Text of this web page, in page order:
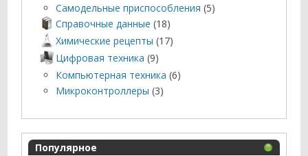
Самодельные приспособления (5)
Справочные данные (18)
Химические рецепты (17)
Цифровая техника (9)
Компьютерная техника (6)
Микроконтроллеры (3)
Популярное